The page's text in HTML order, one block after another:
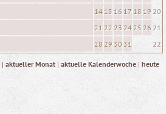
14 15 16 17 18 19 20
21 22 23 24 25 26 21
28 29 30 31 22
| aktueller Monat | aktuelle Kalenderwoche | heute